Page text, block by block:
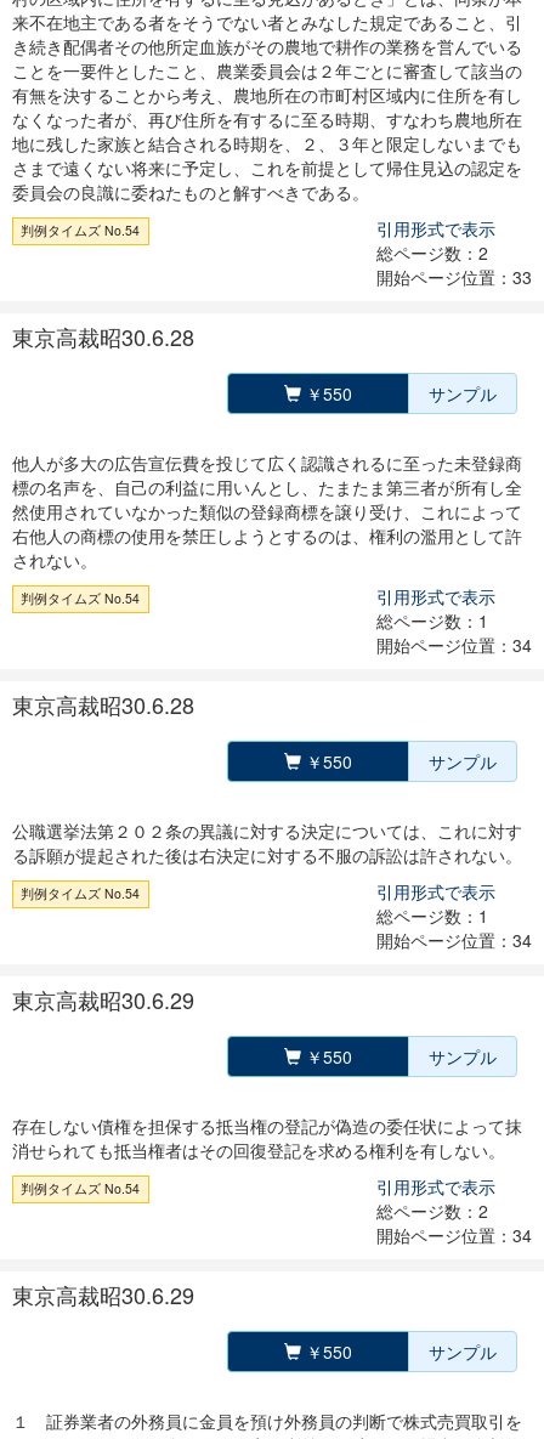
来不在地主である者をそうでない者とみなした規定であること、引
き続き配偶者その他所定血族がその農地で耕作の業務を営んでいる
ことを一要件としたこと、農業委員会は２年ごとに審査して該当の
有無を決することから考え、農地所在の市町村区域内に住所を有し
なくなった者が、再び住所を有するに至る時期、すなわち農地所在
地に残した家族と結合される時期を、２、３年と限定しないまでも
さまで遠くない将来に予定し、これを前提として帰住見込の認定を
委員会の良識に委ねたものと解すべきである。
判例タイムズ No.54
引用形式で表示
総ページ数：2
開始ページ位置：33
東京高裁昭30.6.28
￥550 サンプル
他人が多大の広告宣伝費を投じて広く認識されるに至った未登録商
標の名声を、自己の利益に用いんとし、たまたま第三者が所有し全
然使用されていなかった類似の登録商標を譲り受け、これによって
右他人の商標の使用を禁圧しようとするのは、権利の濫用として許
されない。
判例タイムズ No.54
引用形式で表示
総ページ数：1
開始ページ位置：34
東京高裁昭30.6.28
￥550 サンプル
公職選挙法第２０２条の異議に対する決定については、これに対す
る訴願が提起された後は右決定に対する不服の訴訟は許されない。
判例タイムズ No.54
引用形式で表示
総ページ数：1
開始ページ位置：34
東京高裁昭30.6.29
￥550 サンプル
存在しない債権を担保する抵当権の登記が偽造の委任状によって抹
消せられても抵当権者はその回復登記を求める権利を有しない。
判例タイムズ No.54
引用形式で表示
総ページ数：2
開始ページ位置：34
東京高裁昭30.6.29
￥550 サンプル
１ 証券業者の外務員に金員を預け外務員の判断で株式売買取引を